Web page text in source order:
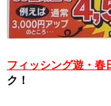
フィッシング遊・春
ク！